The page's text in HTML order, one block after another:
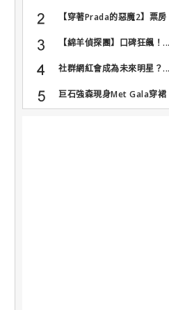
【穿著Prada的惡魔2】票房
【綿羊偵探團】口碑狂飆！...
社群網紅會成為未來明星？...
巨石強森現身Met Gala穿裙
子...